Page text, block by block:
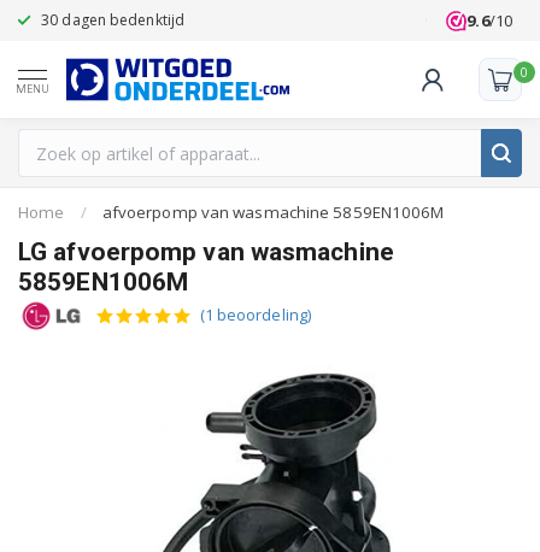
30 dagen bedenktijd Klanten
9.6/10
MENU
0
Home / afvoerpomp van wasmachine 5859EN1006M
LG afvoerpomp van wasmachine
5859EN1006M
(1 beoordeling)